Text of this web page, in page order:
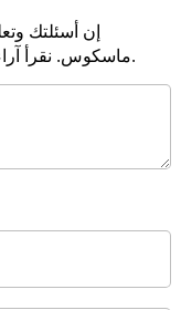
إن أسئلتك
ماسكوس. نقرأ آراءك، ونرد عليها، بناء على طلبكم في أسرع وقت ممكن.